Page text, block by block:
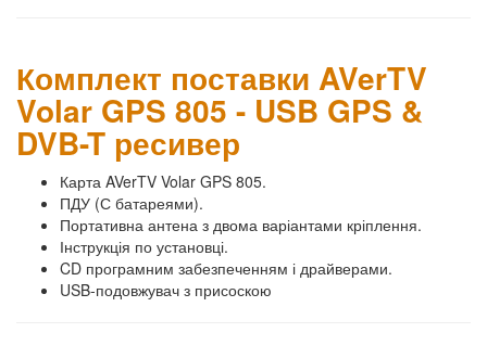
Комплект поставки AVerTV
Volar GPS 805 - USB GPS &
DVB-T ресивер
Карта AVerTV Volar GPS 805.
ПДУ (С батареями).
Портативна антена з двома варіантами кріплення.
Інструкція по установці.
CD програмним забезпеченням і драйверами.
USB-подовжувач з присоскою